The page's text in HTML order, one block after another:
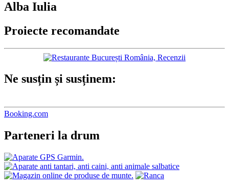
Alba Iulia
Proiecte recomandate
Ne susțin și susținem:
Booking.com
Parteneri la drum